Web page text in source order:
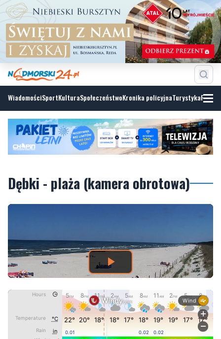
WiadomościSportKulturaSpołeczeństwoKronika policyjnaTurystyka
Dębki - plaża (kamera obrotowa)